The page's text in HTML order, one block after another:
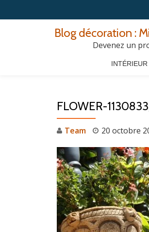
Blog décoration :
Devenez un
INTÉRIEUR
FLOWER-
Team 20 octobre